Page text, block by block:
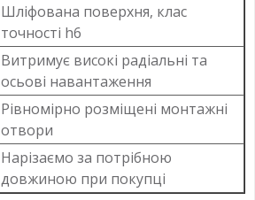
Шліфована поверхня, клас
точності h6
Витримує високі радіальні та
осьові навантаження
Рівномірно розміщені монтажні
отвори
Нарізаємо за потрібною
довжиною при покупці